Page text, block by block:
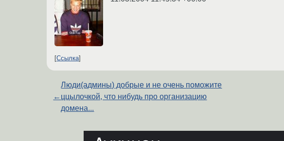
Ссылка
←
Люди(админы) добрые и не очень поможите
ццылочкой, что нибудь про организацию
домена...